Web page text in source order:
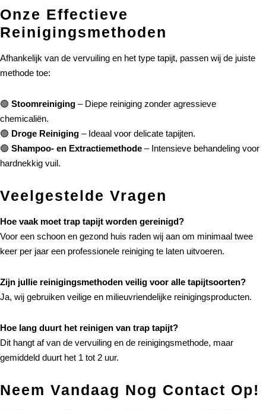
Onze Effectieve
Reinigingsmethoden
Afhankelijk van de vervuiling en het type tapijt, passen wij de juiste
methode toe:
🟢 Stoomreiniging – Diepe reiniging zonder agressieve
chemicaliën.
🟢 Droge Reiniging – Ideaal voor delicate tapijten.
🟢 Shampoo- en Extractiemethode – Intensieve behandeling voor
hardnekkig vuil.
Veelgestelde Vragen
Hoe vaak moet trap tapijt worden gereinigd?
Voor een schoon en gezond huis raden wij aan om minimaal twee
keer per jaar een professionele reiniging te laten uitvoeren.
Zijn jullie reinigingsmethoden veilig voor alle tapijtsoorten?
Ja, wij gebruiken veilige en milieuvriendelijke reinigingsproducten.
Hoe lang duurt het reinigen van trap tapijt?
Dit hangt af van de vervuiling en de reinigingsmethode, maar
gemiddeld duurt het 1 tot 2 uur.
Neem Vandaag Nog Contact Op!